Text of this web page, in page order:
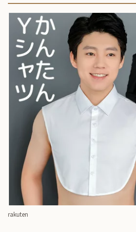
rakuten